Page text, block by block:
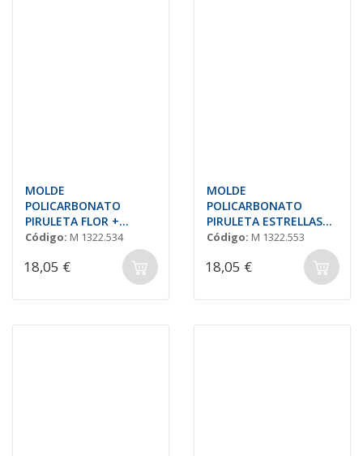
MOLDE
POLICARBONATO
PIRULETA FLOR +
MARIPOSA + CORAZÓN
Código: M 1322.534
18,05 €
MOLDE
POLICARBONATO
PIRULETA ESTRELLAS
DIFERENTES
Código: M 1322.553
18,05 €